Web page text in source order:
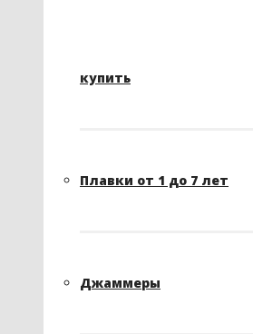
купить
Плавки от 1 до 7 лет
Джаммеры